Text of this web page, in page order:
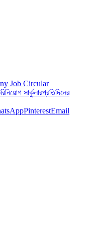
Job Circular
নিয়োগ সার্কুলারপ্রতিদিনের
PinterestEmail